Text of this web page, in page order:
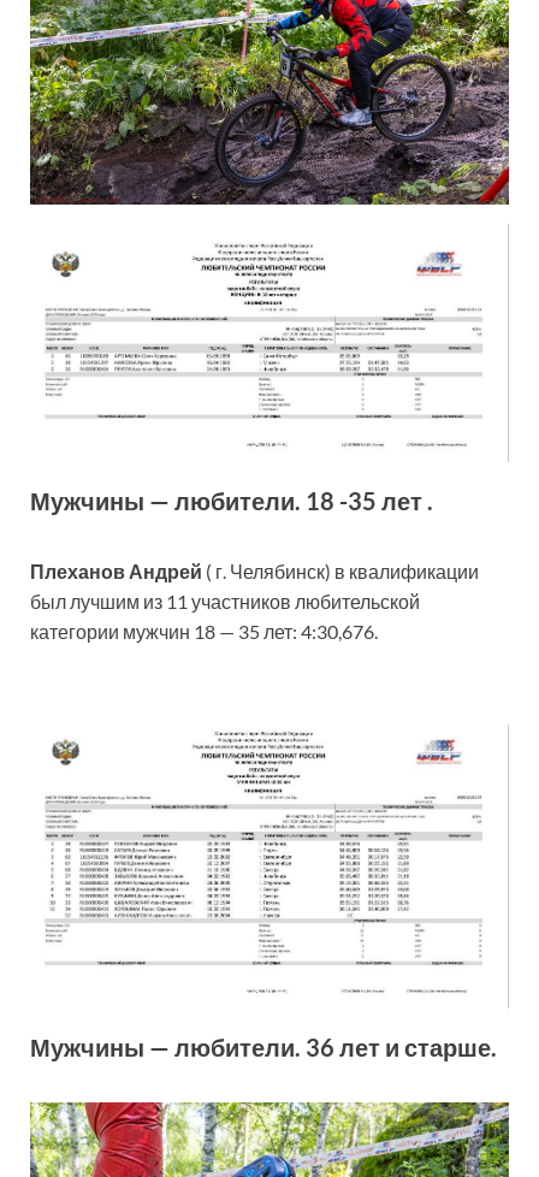
Мужчины — любители. 18 -35 лет .
Плеханов Андрей ( г. Челябинск) в квалификации
был лучшим из 11 участников любительской
категории мужчин 18 — 35 лет: 4:30,676.
Мужчины — любители. 36 лет и старше.